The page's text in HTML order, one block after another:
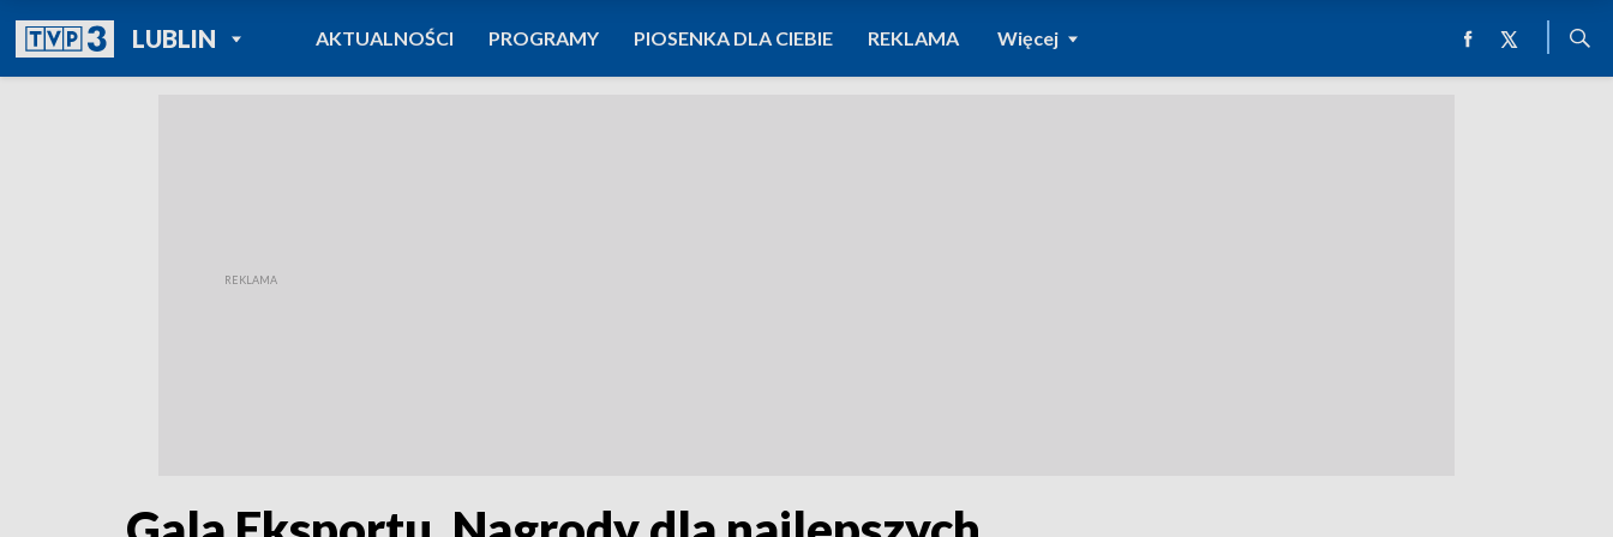
LUBLINPOWRÓT DO
TVP REGIONY
AKTUALNOŚCI PROGRAMY PIOSENKA DLA CIEBIE REKLAMA Więcej